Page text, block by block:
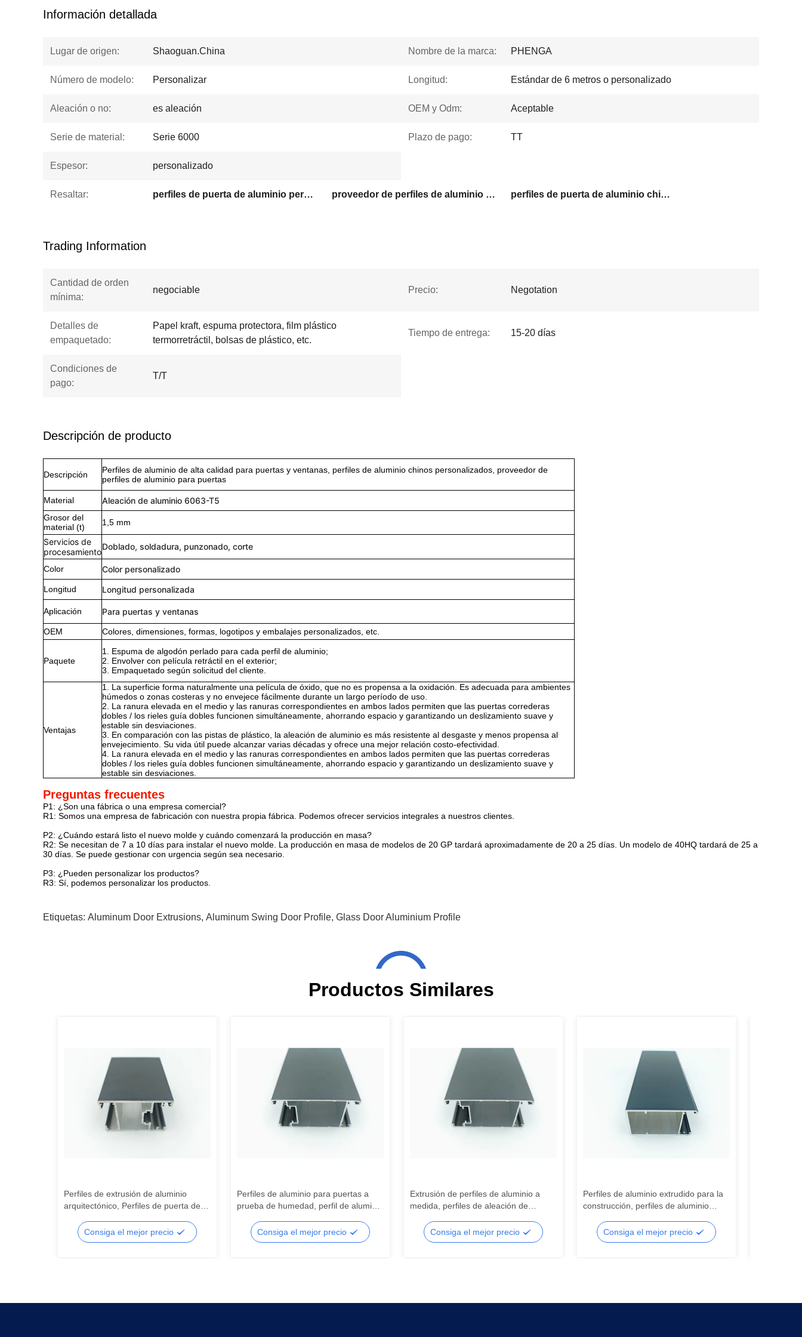
Información detallada
Lugar de origen: Shaoguan.China Nombre de la marca: PHENGA
Número de modelo: Personalizar Longitud: Estándar de 6 metros o personalizado
Aleación o no: es aleación OEM y Odm: Aceptable
Serie de material: Serie 6000 Plazo de pago: TT
Espesor: personalizado
Resaltar: perfiles de puerta de aluminio personalizados proveedor de perfiles de aluminio para ventanas perfiles de puerta de aluminio chinos
Trading Information
Cantidad de orden
mínima:
negociable Precio: Negotation
Detalles de
empaquetado:
Papel kraft, espuma protectora, film plástico
termorretráctil, bolsas de plástico, etc.
Tiempo de entrega: 15-20 días
Condiciones de
pago:
T/T
Descripción de producto
Descripción
Perfiles de aluminio de alta calidad para puertas y ventanas, perfiles de aluminio chinos personalizados, proveedor de
perfiles de aluminio para puertas
Material Aleación de aluminio 6063-T5
Grosor del
material (t)
1,5 mm
Servicios de
procesamiento
Doblado, soldadura, punzonado, corte
Color Color personalizado
Longitud Longitud personalizada
Aplicación Para puertas y ventanas
OEM Colores, dimensiones, formas, logotipos y embalajes personalizados, etc.
Paquete
1. Espuma de algodón perlado para cada perfil de aluminio;
2. Envolver con película retráctil en el exterior;
3. Empaquetado según solicitud del cliente.
Ventajas
1. La superficie forma naturalmente una película de óxido, que no es propensa a la oxidación. Es adecuada para ambientes
húmedos o zonas costeras y no envejece fácilmente durante un largo período de uso.
2. La ranura elevada en el medio y las ranuras correspondientes en ambos lados permiten que las puertas correderas
dobles / los rieles guía dobles funcionen simultáneamente, ahorrando espacio y garantizando un deslizamiento suave y
estable sin desviaciones.
3. En comparación con las pistas de plástico, la aleación de aluminio es más resistente al desgaste y menos propensa al
envejecimiento. Su vida útil puede alcanzar varias décadas y ofrece una mejor relación costo-efectividad.
4. La ranura elevada en el medio y las ranuras correspondientes en ambos lados permiten que las puertas correderas
dobles / los rieles guía dobles funcionen simultáneamente, ahorrando espacio y garantizando un deslizamiento suave y
estable sin desviaciones.
Preguntas frecuentes
P1: ¿Son una fábrica o una empresa comercial?
R1: Somos una empresa de fabricación con nuestra propia fábrica. Podemos ofrecer servicios integrales a nuestros clientes.
P2: ¿Cuándo estará listo el nuevo molde y cuándo comenzará la producción en masa?
R2: Se necesitan de 7 a 10 días para instalar el nuevo molde. La producción en masa de modelos de 20 GP tardará aproximadamente de 20 a 25 días. Un modelo de 40HQ tardará de 25 a
30 días. Se puede gestionar con urgencia según sea necesario.
P3: ¿Pueden personalizar los productos?
R3: Sí, podemos personalizar los productos.
Etiquetas: Aluminum Door Extrusions, Aluminum Swing Door Profile, Glass Door Aluminium Profile
Productos Similares
Perfiles de extrusión de aluminio
arquitectónico, Perfiles de puerta de
Consiga el mejor precio
Perfiles de aluminio para puertas a
prueba de humedad, perfil de aluminio
Consiga el mejor precio
Extrusión de perfiles de aluminio a
medida, perfiles de aleación de
ventanasConsiga el mejor precio
Perfiles de aluminio extrudido para la
construcción, perfiles de aluminio
Consiga el mejor precio